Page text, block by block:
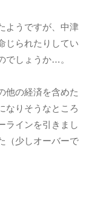
ようですが、中津
じられたりしてい
でしょうか…。
他の経済を含めた
なりそうなところ
ラインを引きまし
（少しオーバーで